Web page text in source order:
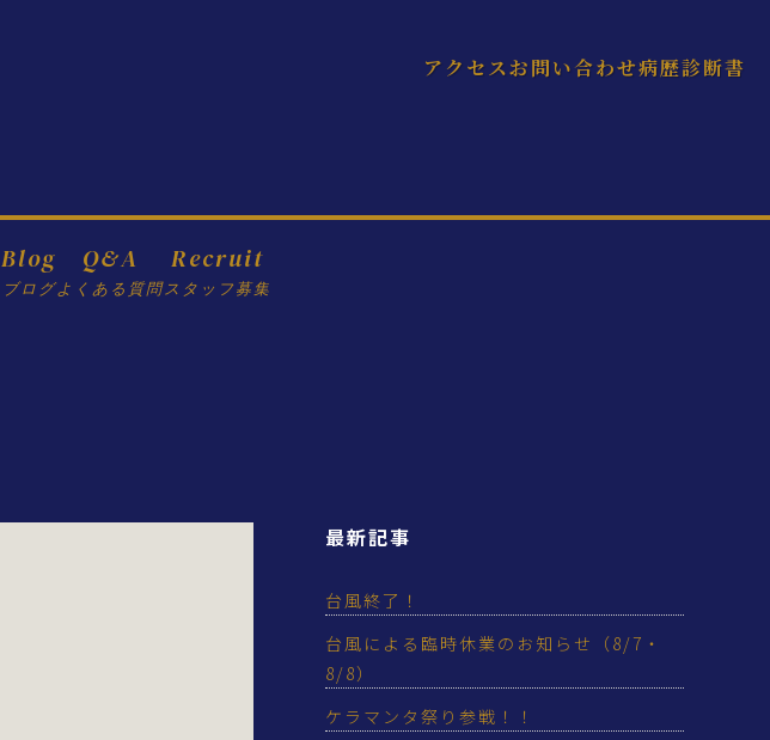
アクセスお問い合わせ病歴診断書
Blog
ブログ
Q&A
よくある質問
Recruit
スタッフ募集
最新記事
台風終了！
台風による臨時休業のお知らせ（8/7・
8/8）
ケラマンタ祭り参戦！！